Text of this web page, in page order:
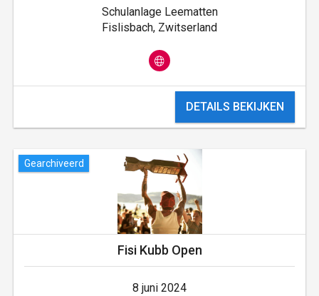
Schulanlage Leematten
Fislisbach, Zwitserland
DETAILS BEKIJKEN
Gearchiveerd
Fisi Kubb Open
8 juni 2024